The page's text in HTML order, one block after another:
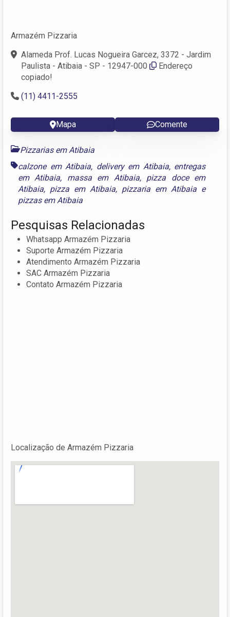
Armazém Pizzaria
Alameda Prof. Lucas Nogueira Garcez, 3372 - Jardim
Paulista - Atibaia - SP - 12947-000
Endereço
copiado!
(11) 4411-2555
Mapa Comente
Pizzarias em Atibaia
calzone em Atibaia, delivery em Atibaia, entregas
em Atibaia, massa em Atibaia, pizza doce em
Atibaia, pizza em Atibaia, pizzaria em Atibaia e
pizzas em Atibaia
Pesquisas Relacionadas
Whatsapp Armazém Pizzaria
Suporte Armazém Pizzaria
Atendimento Armazém Pizzaria
SAC Armazém Pizzaria
Contato Armazém Pizzaria
Localização de Armazém Pizzaria